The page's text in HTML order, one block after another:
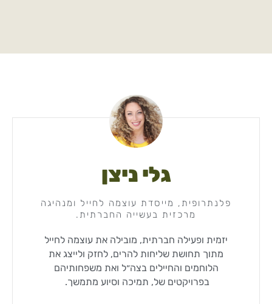
גלי ניצן
פלנתרופית, מייסדת עוצמה לחייל ומנהיגה
מרכזית בעשייה החברתית.
יזמית ופעילה חברתית, מובילה את עוצמה לחייל
מתוך תחושת שליחות להרים, לחזק ולייצג את
הלוחמים והחיילים בצה״ל ואת משפחותיהם
בפרויקטים של, תמיכה וסיוע מתמשך.